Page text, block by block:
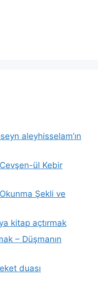
aleyhisselam’ın
Cevşen-ül Kebir
Şekli ve
kitap açtırmak
– Düşmanın
duası